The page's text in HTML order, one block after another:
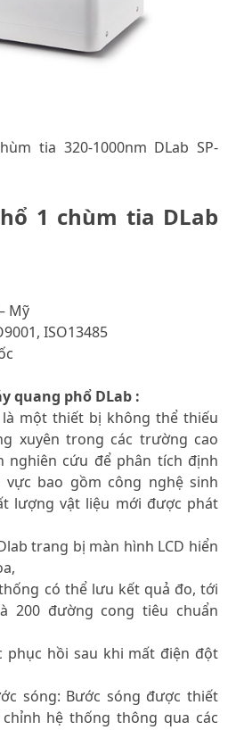
tia 320-1000nm DLab SP-
1 chùm tia DLab
Mỹ
ISO13485
quang phổ DLab :
một thiết bị không thể thiếu
xuyên trong các trường cao
nghiên cứu để phân tích định
bao gồm công nghệ sinh
lượng vật liệu mới được phát
trang bị màn hình LCD hiển
có thể lưu kết quả đo, tới
200 đường cong tiêu chuẩn
phục hồi sau khi mất điện đột
sóng: Bước sóng được thiết
hệ thống thông qua các